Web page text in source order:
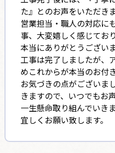
た』とのお声をいただき
営業担当・職人の対応に
事、大変嬉しく感じており
本当にありがとうござい
工事は完了しましたが、
めこれからが本当のお付
お気づきの点がございま
きますので、いつでもお
一生懸命取り組んでいき
宜しくお願い致します。